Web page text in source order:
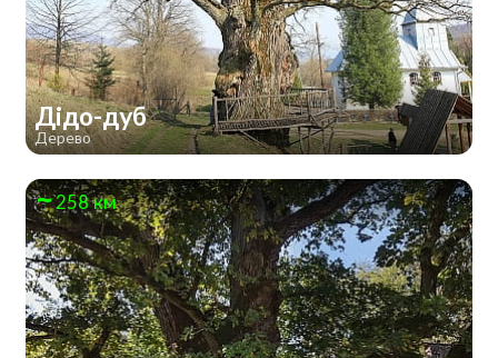
Дідо-дуб
Дерево
258 км